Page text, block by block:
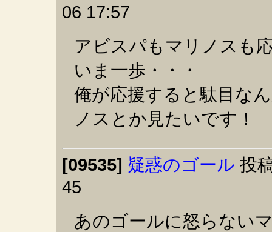
06 17:57
アビスパもマリノスも
いま一歩・・・
俺が応援すると駄目な
ノスとか見たいです！
[09535] 疑惑のゴール 投
45
あのゴールに怒らない